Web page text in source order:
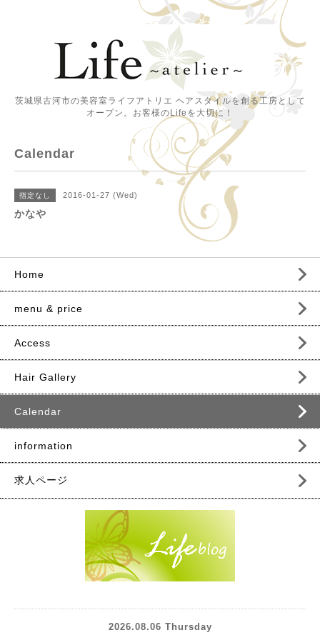
茨城県古河市の美容室ライフアトリエ ヘアスタイルを創る工房として
オープン。お客様のLifeを大切に！
Calendar
指定なし 2016-01-27 (Wed)
かなや
Home
menu & price
Access
Hair Gallery
Calendar
information
求人ページ
2026.08.06 Thursday